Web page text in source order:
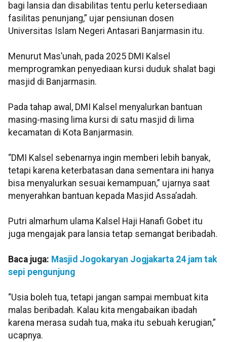
bagi lansia dan disabilitas tentu perlu ketersediaan
fasilitas penunjang,” ujar pensiunan dosen
Universitas Islam Negeri Antasari Banjarmasin itu.
Menurut Mas’unah, pada 2025 DMI Kalsel
memprogramkan penyediaan kursi duduk shalat bagi
masjid di Banjarmasin.
Pada tahap awal, DMI Kalsel menyalurkan bantuan
masing-masing lima kursi di satu masjid di lima
kecamatan di Kota Banjarmasin.
“DMI Kalsel sebenarnya ingin memberi lebih banyak,
tetapi karena keterbatasan dana sementara ini hanya
bisa menyalurkan sesuai kemampuan,” ujarnya saat
menyerahkan bantuan kepada Masjid Assa’adah.
Putri almarhum ulama Kalsel Haji Hanafi Gobet itu
juga mengajak para lansia tetap semangat beribadah.
Baca juga: Masjid Jogokaryan Jogjakarta 24 jam tak
sepi pengunjung
“Usia boleh tua, tetapi jangan sampai membuat kita
malas beribadah. Kalau kita mengabaikan ibadah
karena merasa sudah tua, maka itu sebuah kerugian,”
ucapnya.